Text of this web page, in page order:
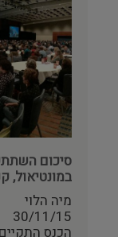
במונטיאול,
מיה הלוי
30/11/15
הכנס